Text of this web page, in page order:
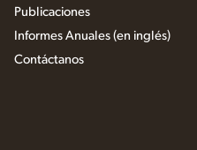
Publicaciones
Informes Anuales (en inglés)
Contáctanos